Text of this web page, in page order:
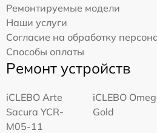
Ремонтируемые модели
Наши услуги
Согласие на обработку
Способы оплаты
Ремонт устройств
iCLEBO Arte
Sacura YCR-
M05-11
iCLEBO
Gold